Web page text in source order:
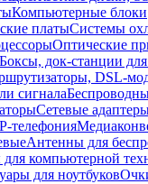
Компьютерные блоки
платыСистемы
Оптические
Боксы, док-станции
DSL-
сигнала
Сетевые
телефония
Антенны для
для компьютерной
для ноутбуков